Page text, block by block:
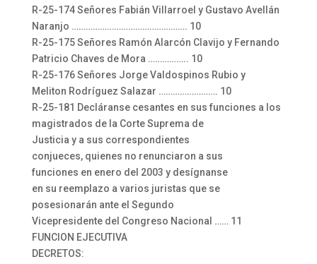
R-25-174 Señores Fabián Villarroel y Gustavo Avellán
Naranjo …………………………………………. 10
R-25-175 Señores Ramón Alarcón Clavijo y Fernando
Patricio Chaves de Mora …………….. 10
R-25-176 Señores Jorge Valdospinos Rubio y
Meliton Rodríguez Salazar ……………………. 10
R-25-181 Decláranse cesantes en sus funciones a los
magistrados de la Corte Suprema de
Justicia y a sus correspondientes
conjueces, quienes no renunciaron a sus
funciones en enero del 2003 y desígnanse
en su reemplazo a varios juristas que se
posesionarán ante el Segundo
Vicepresidente del Congreso Nacional …… 11
FUNCION EJECUTIVA
DECRETOS: